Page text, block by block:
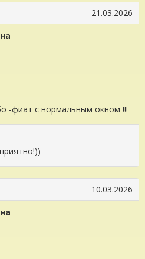
21.03.2026
-фиат с нормальным окном !!!
10.03.2026